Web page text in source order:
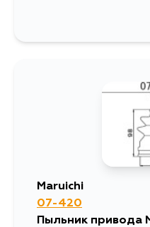
Maruichi
07-420
Пыльник привода